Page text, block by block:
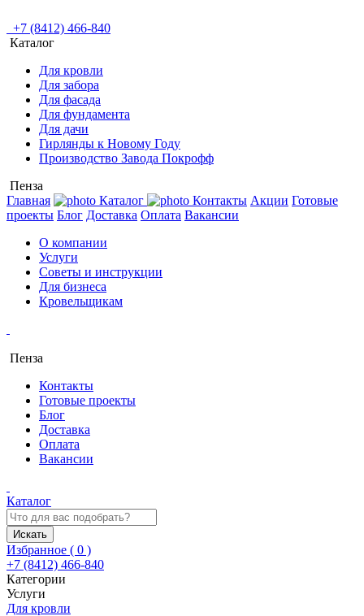
+7 (8412) 466-840
Каталог
Для кровли
Для забора
Для фасада
Для фундамента
Для дачи
Гирлянды к Новому Году
Производство Завода Покрофф
Пенза
Главная
Каталог Контакты Акции Готовые
проекты Блог Доставка Оплата Вакансии
О компании
Услуги
Советы и инструкции
Для бизнеса
Кровельщикам
Пенза
Контакты
Готовые проекты
Блог
Доставка
Оплата
Вакансии
Каталог
Искать
Избранное ( 0 )
+7 (8412) 466-840
Категории
Услуги
Для кровли